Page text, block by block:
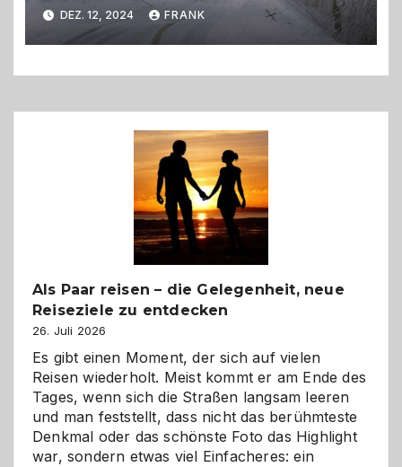
DEZ. 12, 2024 FRANK
Als Paar reisen – die Gelegenheit, neue
Reiseziele zu entdecken
26. Juli 2026
Es gibt einen Moment, der sich auf vielen
Reisen wiederholt. Meist kommt er am Ende des
Tages, wenn sich die Straßen langsam leeren
und man feststellt, dass nicht das berühmteste
Denkmal oder das schönste Foto das Highlight
war, sondern etwas viel Einfacheres: ein